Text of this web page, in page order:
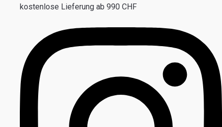
kostenlose Lieferung ab 990 CHF